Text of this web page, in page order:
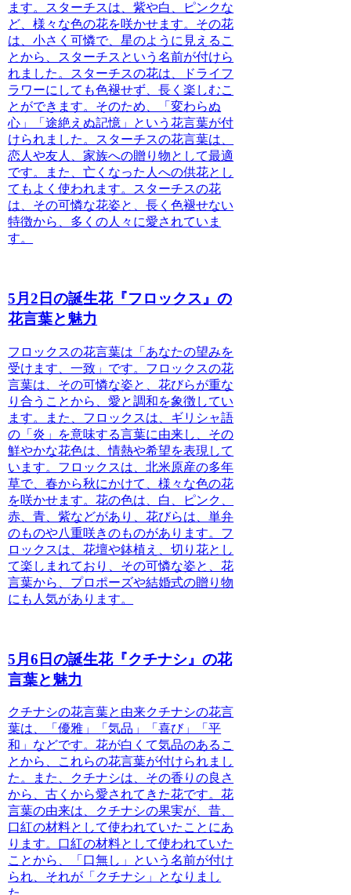
ます。 スターチスは、紫や白、ピンクな
ど、様々な色の花を咲かせます。その花
は、小さく可憐で、星のように見えるこ
とから、スターチスという名前が付けら
れました。スターチスの花は、ドライフ
ラワーにしても色褪せず、長く楽しむこ
とができます。そのため、「変わらぬ
心」「途絶えぬ記憶」という花言葉が付
けられました。 スターチスの花言葉は、
恋人や友人、家族への贈り物として最適
です。また、亡くなった人への供花とし
てもよく使われます。スターチスの花
は、その可憐な花姿と、長く色褪せない
特徴から、多くの人々に愛されていま
す。
5月2日の誕生花『フロックス』の
花言葉と魅力
フロックスの花言葉は「あなたの望みを
受けます、一致」 です。フロックスの花
言葉は、その可憐な姿と、花びらが重な
り合うことから、愛と調和を象徴してい
ます。また、フロックスは、ギリシャ語
の「炎」を意味する言葉に由来し、その
鮮やかな花色は、情熱や希望を表現して
います。フロックスは、北米原産の多年
草で、春から秋にかけて、様々な色の花
を咲かせます。花の色は、白、ピンク、
赤、青、紫などがあり、花びらは、単弁
のものや八重咲きのものがあります。フ
ロックスは、花壇や鉢植え、切り花とし
て楽しまれており、その可憐な姿と、花
言葉から、プロポーズや結婚式の贈り物
にも人気があります。
5月6日の誕生花『クチナシ』の花
言葉と魅力
クチナシの花言葉と由来クチナシの花言
葉は、「優雅」「気品」「喜び」「平
和」などです。花が白くて気品のあるこ
とから、これらの花言葉が付けられまし
た。また、クチナシは、その香りの良さ
から、古くから愛されてきた花です。花
言葉の由来は、クチナシの果実が、昔、
口紅の材料として使われていたことにあ
ります。口紅の材料として使われていた
ことから、「口無し」という名前が付け
られ、それが「クチナシ」となりまし